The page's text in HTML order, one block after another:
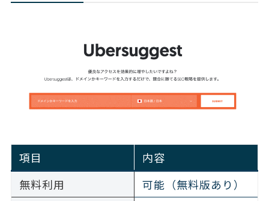
項目
内容
無料利用
可能（無料版あり）